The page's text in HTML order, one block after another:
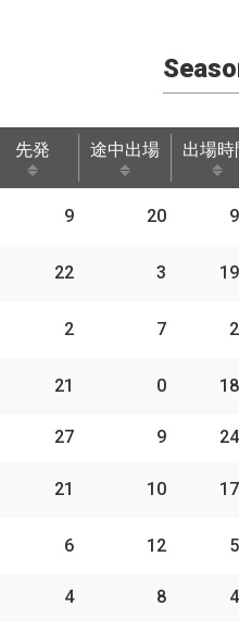
先発 途中出場 出場時
9 20
22 3
2 7
21 0
27 9
21 10
6 12
4 8